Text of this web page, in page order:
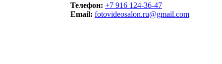
Телефон: +7 916 124-36-47
Email: fotovideosalon.ru@gmail.com